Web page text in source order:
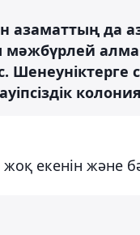
азаматтың да
мәжбүрлей
Шенеуніктерге
екенін және